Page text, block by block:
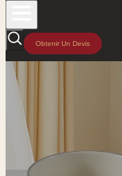
Obtenir Un Devis